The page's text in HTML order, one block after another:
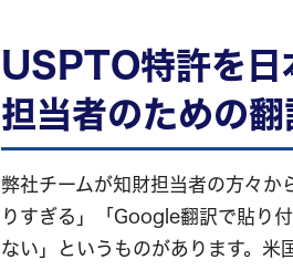
USPTO特許を日
担当者のための
弊社チームが知財担当者の方々か
りすぎる」「Google翻訳で貼り
ない」というものがあります。米